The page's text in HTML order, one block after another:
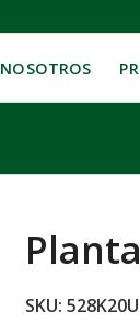
NOSOTROS
SKU:528K20U